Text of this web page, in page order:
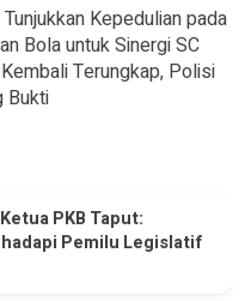
Kepedulian pada
Bola untuk Sinergi SC
Terungkap, Polisi
Bukti
PKB Taput:
Pemilu Legislatif